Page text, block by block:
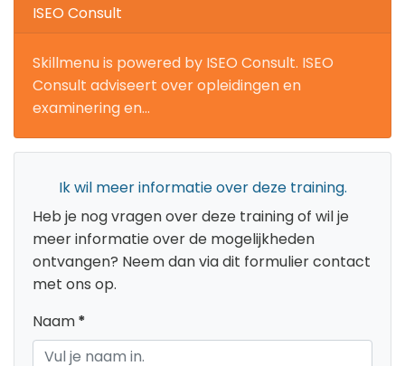
ISEO Consult
Skillmenu is powered by ISEO Consult. ISEO
Consult adviseert over opleidingen en
examinering en...
Ik wil meer informatie over deze training.
Heb je nog vragen over deze training of wil je
meer informatie over de mogelijkheden
ontvangen? Neem dan via dit formulier contact
met ons op.
Naam*